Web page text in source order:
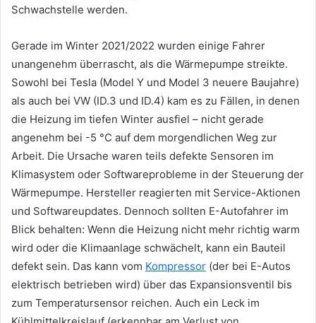
Schwachstelle werden.
Gerade im Winter 2021/2022 wurden einige Fahrer
unangenehm überrascht, als die Wärmepumpe streikte.
Sowohl bei Tesla (Model Y und Model 3 neuere Baujahre)
als auch bei VW (ID.3 und ID.4) kam es zu Fällen, in denen
die Heizung im tiefen Winter ausfiel – nicht gerade
angenehm bei -5 °C auf dem morgendlichen Weg zur
Arbeit. Die Ursache waren teils defekte Sensoren im
Klimasystem oder Softwareprobleme in der Steuerung der
Wärmepumpe. Hersteller reagierten mit Service-Aktionen
und Softwareupdates. Dennoch sollten E-Autofahrer im
Blick behalten: Wenn die Heizung nicht mehr richtig warm
wird oder die Klimaanlage schwächelt, kann ein Bauteil
defekt sein. Das kann vom Kompressor (der bei E-Autos
elektrisch betrieben wird) über das Expansionsventil bis
zum Temperatursensor reichen. Auch ein Leck im